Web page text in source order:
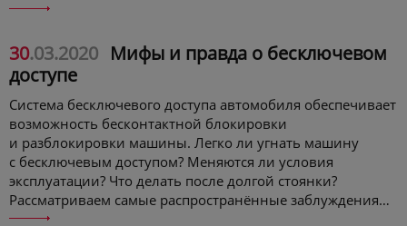
30.03.2020 Мифы и правда о бесключевом
доступе
Система бесключевого доступа автомобиля обеспечивает
возможность бесконтактной блокировки
и разблокировки машины. Легко ли угнать машину
с бесключевым доступом? Меняются ли условия
эксплуатации? Что делать после долгой стоянки?
Рассматриваем самые распространённые заблуждения
в новой статье.